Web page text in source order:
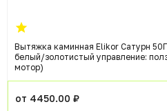
Вытяжка каминная Elikor Сатурн
белый/золотистый управление:
мотор)
от 4450.00 ₽